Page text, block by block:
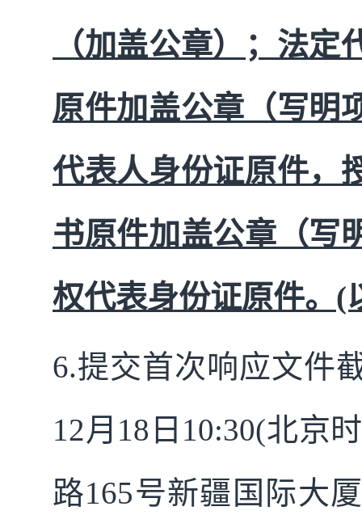
（加盖公章）；法
原件加盖公章（写明
代表人身份证原件，
书原件加盖公章（写
权代表身份证原件。(
6.提交首次响应文件
12月18日10:30(北京
路165号新疆国际大